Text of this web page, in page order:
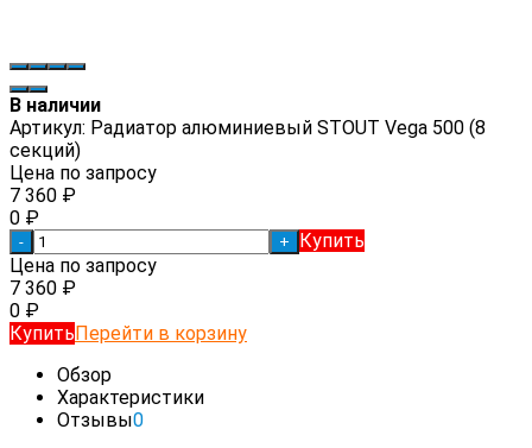
В наличии
Артикул: Радиатор алюминиевый STOUT Vega 500 (8
секций)
Цена по запросу
7 360 ₽
0 ₽
- +
Купить
Цена по запросу
7 360 ₽
0 ₽
КупитьПерейти в корзину
Обзор
Характеристики
Отзывы0